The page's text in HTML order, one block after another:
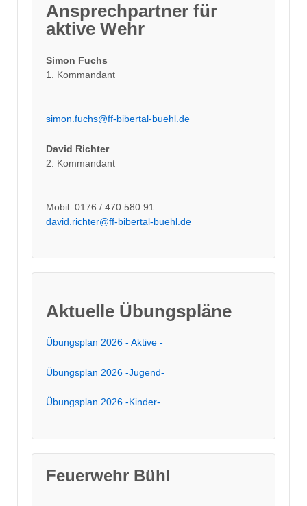
Ansprechpartner für
aktive Wehr
Simon Fuchs
1. Kommandant
simon.fuchs@ff-bibertal-buehl.de
David Richter
2. Kommandant
Mobil: 0176 / 470 580 91
david.richter@ff-bibertal-buehl.de
Aktuelle Übungspläne
Übungsplan 2026 - Aktive -
Übungsplan 2026 -Jugend-
Übungsplan 2026 -Kinder-
Feuerwehr Bühl